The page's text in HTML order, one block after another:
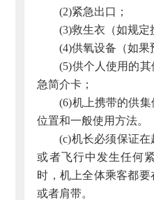
(2)紧急出口；
(3)救生衣（如规定
(4)供氧设备（如果
(5)供个人使用的
急简介卡；
(6)机上携带的供
位置和一般使用方法。
(c)机长必须保证
或者飞行中发生任何
时，机上全体乘客都
或者肩带。